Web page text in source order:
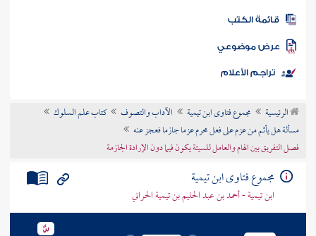
المكتبة
الكتب
موضوعي
تراجم الأعلام
الرئيسية مجموع فتاوى ابن تيمية الآداب والتصوف
كتاب علم السلوك
مسألة هل يأثم من عزم على فعل محرم عزما جازما فعجز عنه
فصل التفريق بين الهام والعامل للسيئة يكون فيما دون الإرادة الجازمة
مجموع فتاوى ابن تيمية
ابن تيمية - أحمد بن عبد الحليم بن تيمية الحراني